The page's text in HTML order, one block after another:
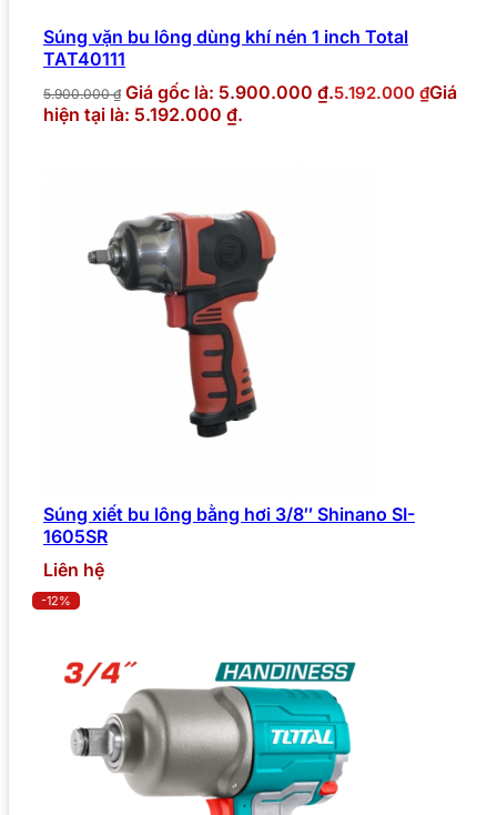
Súng vặn bu lông dùng khí nén 1 inch Total
TAT40111
5.900.000₫ Giá gốc là: 5.900.000 ₫.5.192.000 ₫Giá
hiện tại là: 5.192.000 ₫.
Súng xiết bu lông bằng hơi 3/8″ Shinano SI-
1605SR
Liên hệ
-12%